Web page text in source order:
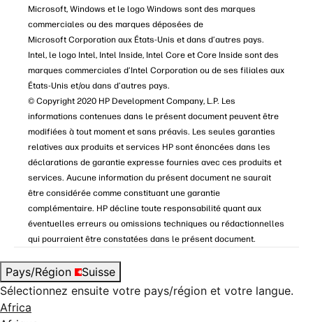
Microsoft, Windows et le logo Windows sont des marques
commerciales ou des marques déposées de
Microsoft Corporation aux États-Unis et dans d’autres pays.
Intel, le logo Intel, Intel Inside, Intel Core et Core Inside sont des
marques commerciales d’Intel Corporation ou de ses filiales aux
États-Unis et/ou dans d’autres pays.
© Copyright 2020 HP Development Company, L.P. Les
informations contenues dans le présent document peuvent être
modifiées à tout moment et sans préavis. Les seules garanties
relatives aux produits et services HP sont énoncées dans les
déclarations de garantie expresse fournies avec ces produits et
services. Aucune information du présent document ne saurait
être considérée comme constituant une garantie
complémentaire. HP décline toute responsabilité quant aux
éventuelles erreurs ou omissions techniques ou rédactionnelles
qui pourraient être constatées dans le présent document.
Pays/Région
Suisse
Sélectionnez ensuite votre pays/région et votre langue.
Africa